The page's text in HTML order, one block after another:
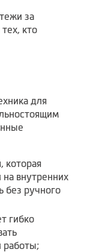
за
кто
для
, которая
внутренних
без ручного
гибко
работы;